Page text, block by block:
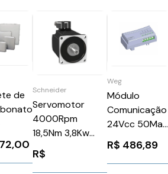
de
Schneider
Servomotor
4000Rpm
18,5Nm 3,8Kw
Ip65Schneider
BMH1402P32A2A
R$
Weg
Módulo
Comunicação
24Vcc 50Ma
Cfw300
CFW300CCAN
Weg 13014718
R$ 486,89